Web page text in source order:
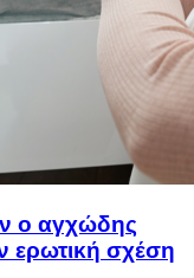
ο αγχώδης
ερωτική σχέση